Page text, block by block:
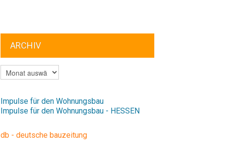
ARCHIV
ARCHIV
Impulse für den Wohnungsbau
Impulse für den Wohnungsbau - HESSEN
db - deutsche bauzeitung